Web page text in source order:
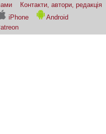
Контакти, автори, редакція
iPhone
Android